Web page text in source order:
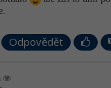
Odpovědět